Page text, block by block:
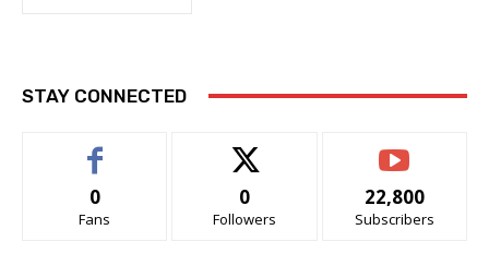
STAY CONNECTED
0
Fans
0
Followers
22,800
Subscribers